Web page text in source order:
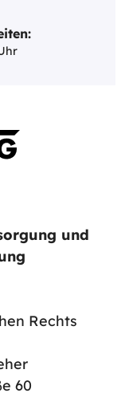
und
Rechts
60